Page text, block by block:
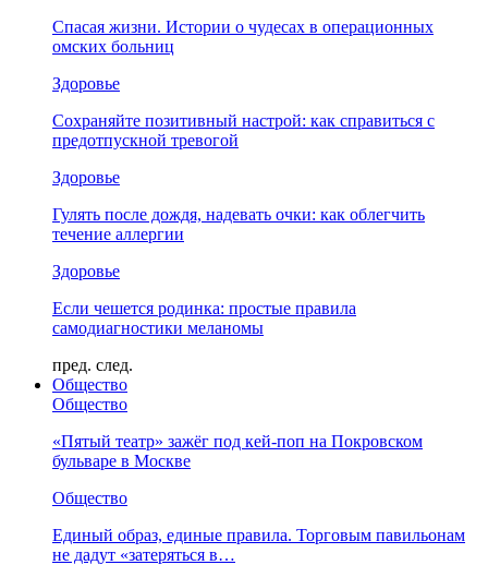
Спасая жизни. Истории о чудесах в операционных
омских больниц
Здоровье
Сохраняйте позитивный настрой: как справиться с
предотпускной тревогой
Здоровье
Гулять после дождя, надевать очки: как облегчить
течение аллергии
Здоровье
Если чешется родинка: простые правила
самодиагностики меланомы
пред. след.
Общество
Общество
«Пятый театр» зажёг под кей-поп на Покровском
бульваре в Москве
Общество
Единый образ, единые правила. Торговым павильонам
не дадут «затеряться в…